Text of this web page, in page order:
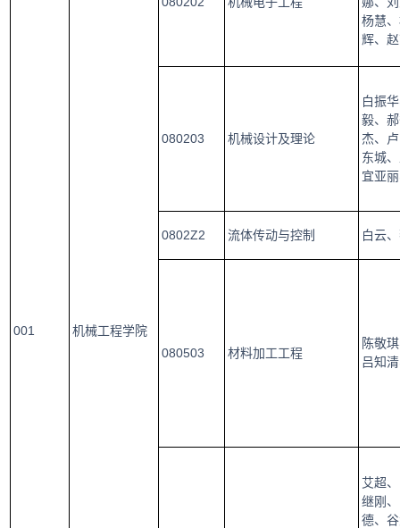
001 机械工程学院
杨慧
辉、
080203 机械设计及理论
白振
毅、
杰、
东城
宜亚
0802Z2 流体传动与控制 白云
080503 材料加工工程
陈敬
吕知
艾超
继刚
德、